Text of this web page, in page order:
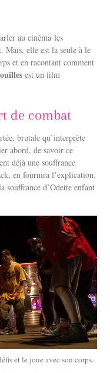
au cinéma les
Mais, elle est la seule à le
et en racontant comment
est un film
de combat
brutale qu’interprète
abord, de savoir ce
déjà une souffrance
en fournira l’explication.
souffrance d’Odette enfant
et le joue avec son corps.